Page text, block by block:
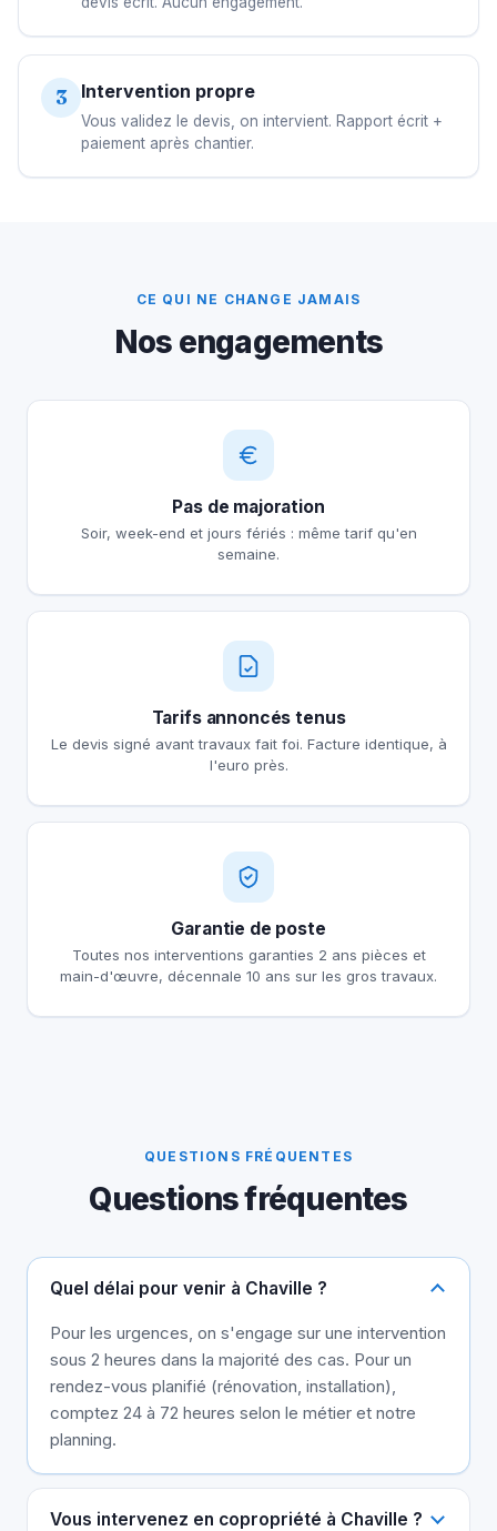
3 Intervention propre
Vous validez le devis, on intervient. Rapport écrit +
paiement après chantier.
CE QUI NE CHANGE JAMAIS
Nos engagements
Pas de majoration
Soir, week-end et jours fériés : même tarif qu'en
semaine.
Tarifs annoncés tenus
Le devis signé avant travaux fait foi. Facture identique, à
l'euro près.
Garantie de poste
Toutes nos interventions garanties 2 ans pièces et
main-d'œuvre, décennale 10 ans sur les gros travaux.
QUESTIONS FRÉQUENTES
Questions fréquentes
Quel délai pour venir à Chaville ?
Pour les urgences, on s'engage sur une intervention
sous 2 heures dans la majorité des cas. Pour un
rendez-vous planifié (rénovation, installation),
comptez 24 à 72 heures selon le métier et notre
planning.
Vous intervenez en copropriété à Chaville ?